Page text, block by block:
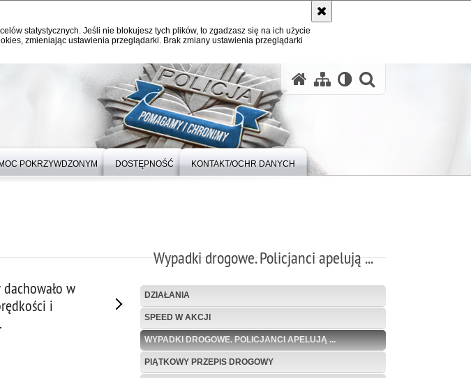
statystycznych. Jeśli nie blokujesz tych plików, to zgadzasz się na ich użycie
zmieniając ustawienia przeglądarki. Brak zmiany ustawienia przeglądarki
POKRZYWDZONYM DOSTĘPNOŚĆ KONTAKT/OCHR DANYCH
Wypadki drogowe. Policjanci apelują ...
w
i
DZIAŁANIA
SPEED W AKCJI
WYPADKI DROGOWE. POLICJANCI APELUJĄ ...
PIĄTKOWY PRZEPIS DROGOWY